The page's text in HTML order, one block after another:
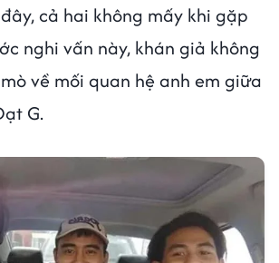
cả hai không mấy khi gặp
nghi vấn này, khán giả không
về mối quan hệ anh em giữa
G.